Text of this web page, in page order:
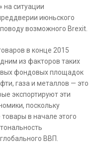
на ситуации
июньского
возможного Brexit.
в конце 2015
из факторов таких
фондовых площадок
газа и металлов — это
экспортируют эти
поскольку
в начале этого
ВВП.